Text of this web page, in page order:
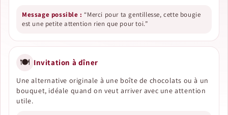
Message possible : “Merci pour ta gentillesse, cette bougie
est une petite attention rien que pour toi.”
🍽️ Invitation à dîner
Une alternative originale à une boîte de chocolats ou à un
bouquet, idéale quand on veut arriver avec une attention
utile.